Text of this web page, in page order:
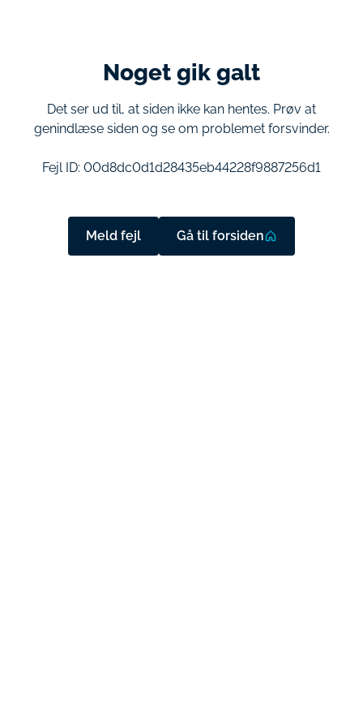
Noget gik galt
Det ser ud til, at siden ikke kan hentes. Prøv at
genindlæse siden og se om problemet forsvinder.
Fejl ID: 00d8dc0d1d28435eb44228f9887256d1
Meld fejl Gå til forsiden